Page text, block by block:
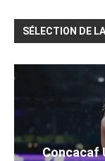
SÉLECTION DE
Concacaf